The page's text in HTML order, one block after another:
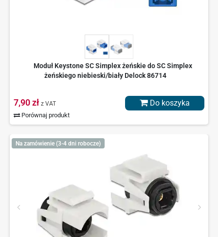
Moduł Keystone SC Simplex żeńskie do SC Simplex
żeńskiego niebieski/biały Delock 86714
7,90 zł z VAT
Porównaj produkt
Do koszyka
Na zamówienie (3-4 dni robocze)